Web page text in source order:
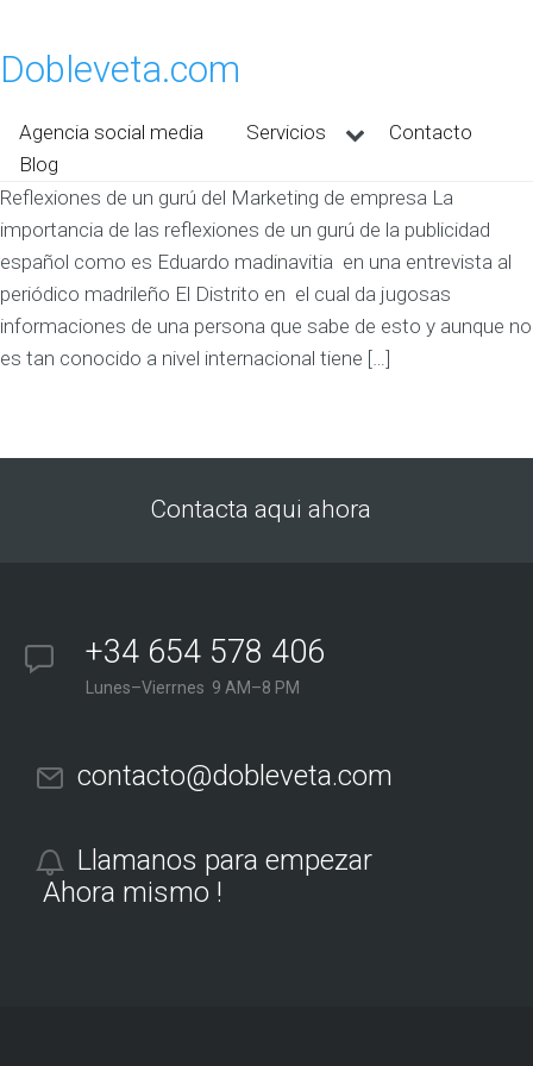
Dobleveta.com
Agencia social media Servicios
Contacto
Blog
Reflexiones de un gurú del Marketing de empresa La
importancia de las reflexiones de un gurú de la publicidad
español como es Eduardo madinavitia en una entrevista al
periódico madrileño El Distrito en el cual da jugosas
informaciones de una persona que sabe de esto y aunque no
es tan conocido a nivel internacional tiene […]
Contacta aqui ahora
+34 654 578 406
Lunes–Vierrnes 9 AM–8 PM
contacto@dobleveta.com
Llamanos para empezar
Ahora mismo !